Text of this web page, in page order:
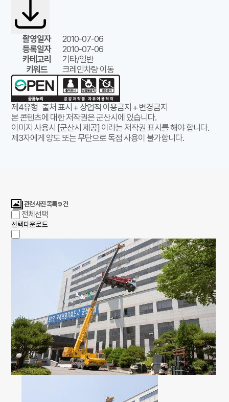
촬영일자
2010-07-06
등록일자
2010-07-06
카테고리
기타/일반
키워드
크레인차량 이동
제4유형 출처 표시 + 상업적 이용금지 + 변경금지
본 콘텐츠에 대한 저작권은 군산시에 있습니다.
이미지 사용시 [군산시 제공] 이라는 저작권 표시를 해야 합니다.
제3자에게 양도 또는 무단으로 독점 사용이 불가합니다.
관련 사진 목록9건
전체선택
선택다운로드